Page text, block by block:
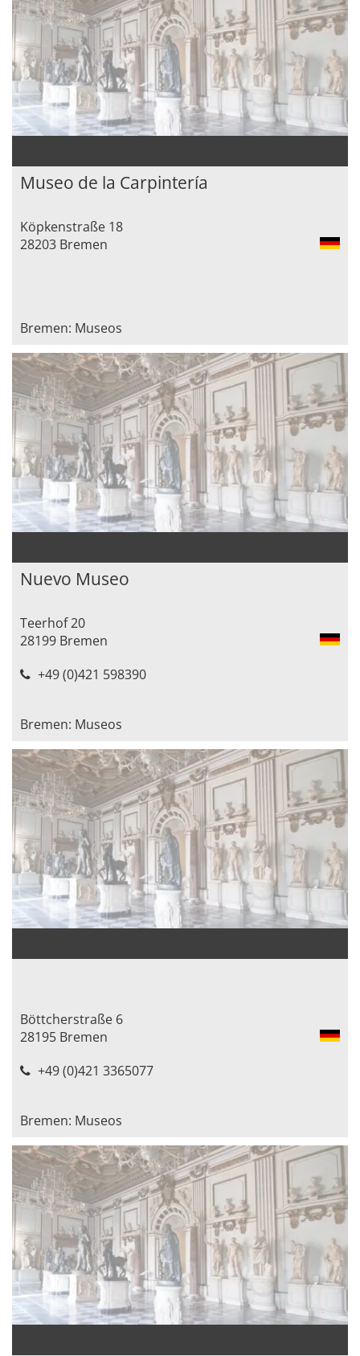
Museo de la Carpintería
Köpkenstraße 18
28203 Bremen
Bremen: Museos
Nuevo Museo
Teerhof 20
28199 Bremen
+49 (0)421 598390
Bremen: Museos
Böttcherstraße 6
28195 Bremen
+49 (0)421 3365077
Bremen: Museos